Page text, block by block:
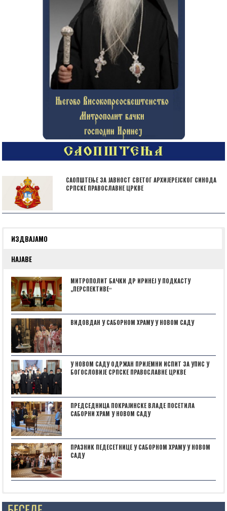
САОПШТЕЊЕ ЗА ЈАВНОСТ СВЕТОГ АРХИЈЕРЕЈСКОГ СИНОДА
СРПСКЕ ПРАВОСЛАВНЕ ЦРКВЕ
ИЗДВАЈАМО
НАЈАВЕ
МИТРОПОЛИТ БАЧКИ ДР ИРИНЕЈ У ПОДКАСТУ
„ПЕРСПЕКТИВЕˮ
ВИДОВДАН У САБОРНОМ ХРАМУ У НОВОМ САДУ
У НОВОМ САДУ ОДРЖАН ПРИЈЕМНИ ИСПИТ ЗА УПИС У
БОГОСЛОВИЈЕ СРПСКЕ ПРАВОСЛАВНЕ ЦРКВЕ
ПРЕДСЕДНИЦА ПОКРАЈИНСКЕ ВЛАДЕ ПОСЕТИЛА
САБОРНИ ХРАМ У НОВОМ САДУ
ПРАЗНИК ПЕДЕСЕТНИЦЕ У САБОРНОМ ХРАМУ У НОВОМ
САДУ
Posts not found